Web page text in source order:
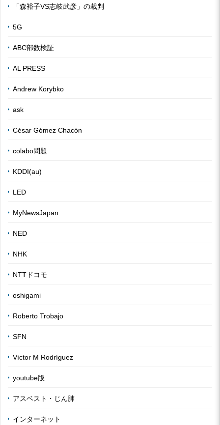
「森裕子VS志岐武彦」の裁判
5G
ABC部数検証
AL PRESS
Andrew Korybko
ask
César Gómez Chacón
colabo問題
KDDI(au)
LED
MyNewsJapan
NED
NHK
NTTドコモ
oshigami
Roberto Trobajo
SFN
Víctor M Rodríguez
youtube版
アスベスト・じん肺
インターネット